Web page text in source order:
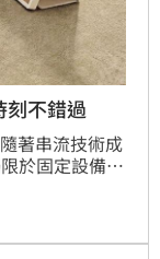
刻不錯過
著串流技術成
於固定設備或